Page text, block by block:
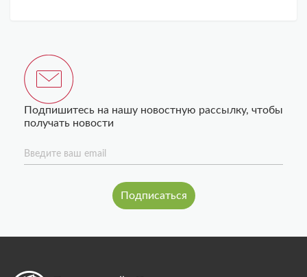
Подпишитесь на нашу новостную рассылку, чтобы
получать новости
Введите ваш email